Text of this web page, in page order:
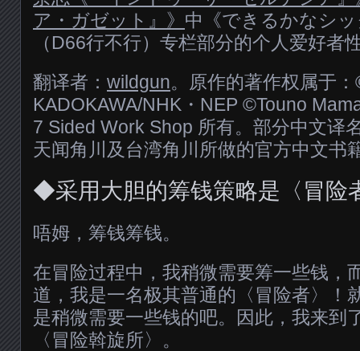
ア・ガゼット』》 中《できるかなシ
（D66行不行）专栏部分的个人爱好者
翻译者： wildgun。原作的著作权属于
KADOKAWA/NHK・NEP ©Touno
7 Sided Work Shop 所有。部分中文译
天闻角川及台湾角川所做的官方中文书
◆采用大胆的筹钱策略是〈冒险
唔姆，筹钱筹钱。
在冒险过程中，我稍微需要筹一些钱，
道，我是一名极其普通的〈冒险者〉！
是稍微需要一些钱的吧。因此，我来到
〈冒险斡旋所〉。